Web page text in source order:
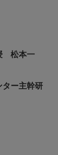
松本一
ター主幹研